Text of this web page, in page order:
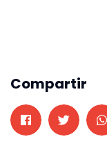
Compartir